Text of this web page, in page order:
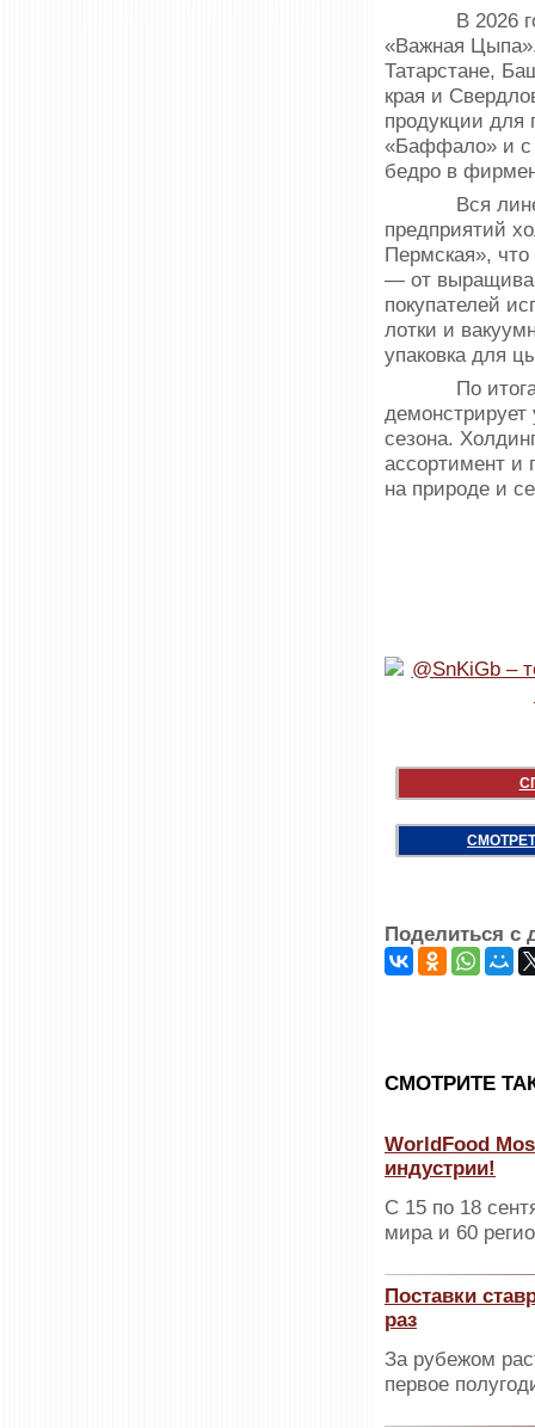
В 2026 году
«Важная
Татарстане,
края и
продукции
«Баффало» и с
бедро в
Вся линейка
предприятий
Пермская», что
— от
покупателей
лотки и
упаковка для
По итогам
демонстрирует
сезона.
ассортимент и
на природе и
Поделиться с
CМОТРИТЕ
WorldFood
индустрии!
С 15 по 18
мира и 60
Поставки
раз
За рубежом
первое